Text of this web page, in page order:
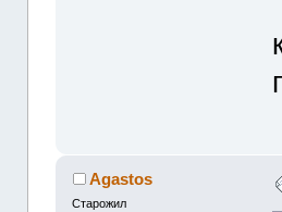
Agastos
Старожил